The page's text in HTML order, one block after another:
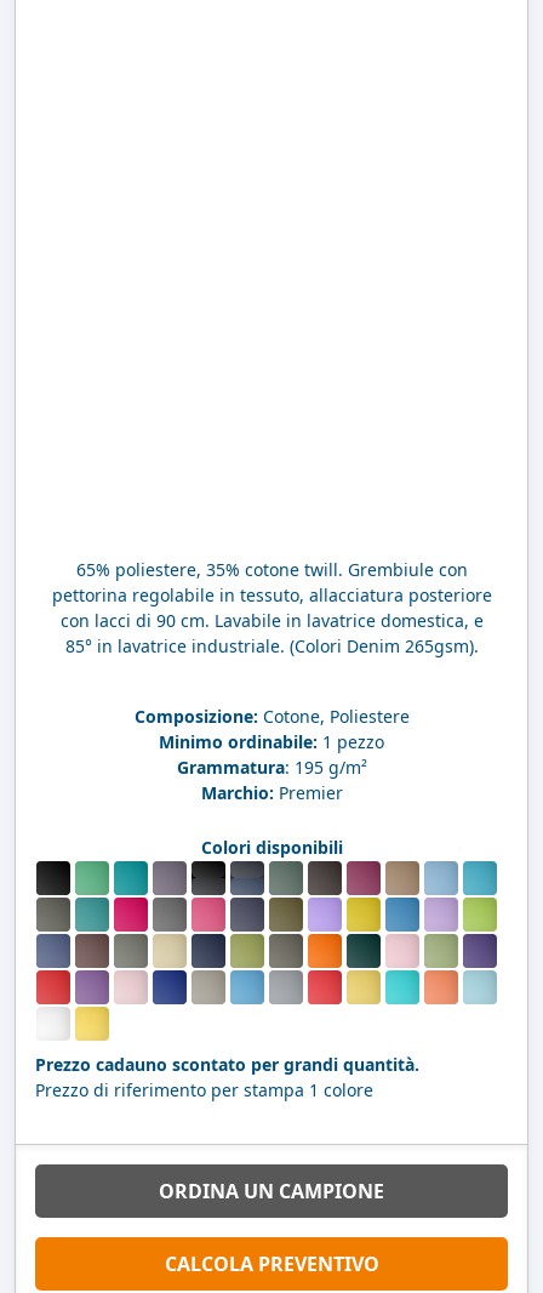
65% poliestere, 35% cotone twill. Grembiule con
pettorina regolabile in tessuto, allacciatura posteriore
con lacci di 90 cm. Lavabile in lavatrice domestica, e
85° in lavatrice industriale. (Colori Denim 265gsm).
Composizione: Cotone, Poliestere
Minimo ordinabile: 1 pezzo
Grammatura: 195 g/m²
Marchio: Premier
Colori disponibili
Prezzo cadauno scontato per grandi quantità.
Prezzo di riferimento per stampa 1 colore
ORDINA UN CAMPIONE
CALCOLA PREVENTIVO